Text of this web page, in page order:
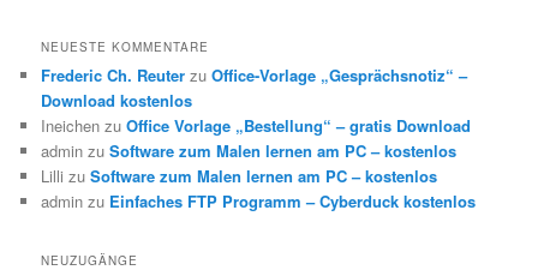
NEUESTE KOMMENTARE
Frederic Ch. Reuter zuOffice-Vorlage „Gesprächsnotiz“ –
Download kostenlos
Ineichen zuOffice Vorlage „Bestellung“ – gratis Download
admin zuSoftware zum Malen lernen am PC – kostenlos
Lilli zuSoftware zum Malen lernen am PC – kostenlos
admin zu Einfaches FTP Programm – Cyberduck kostenlos
NEUZUGÄNGE